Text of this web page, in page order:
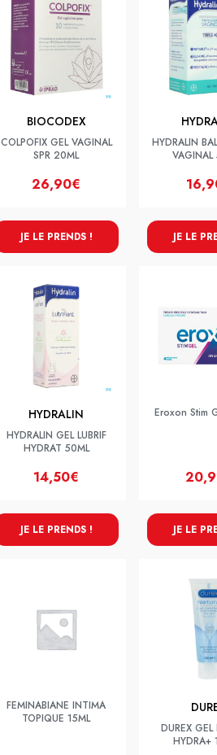
BIOCODEX
COLPOFIX GEL VAGINAL
SPR 20ML
26,90€
JE LE PRENDS !
HYDRALIN
VAGINAL
JE LE
HYDRALIN
HYDRALIN GEL LUBRIF
HYDRAT 50ML
14,50€
JE LE PRENDS !
Eroxon Stim
JE LE
FEMINABIANE INTIMA
TOPIQUE 15ML
DUREX GEL
HYDRA+